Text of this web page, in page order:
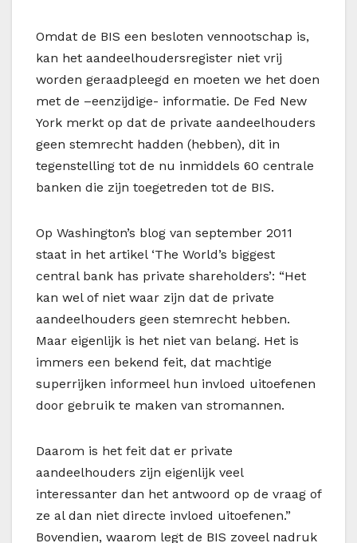
Omdat de BIS een besloten vennootschap is,
kan het aandeelhoudersregister niet vrij
worden geraadpleegd en moeten we het doen
met de –eenzijdige- informatie. De Fed New
York merkt op dat de private aandeelhouders
geen stemrecht hadden (hebben), dit in
tegenstelling tot de nu inmiddels 60 centrale
banken die zijn toegetreden tot de BIS.
Op Washington’s blog van september 2011
staat in het artikel ‘The World’s biggest
central bank has private shareholders’: “Het
kan wel of niet waar zijn dat de private
aandeelhouders geen stemrecht hebben.
Maar eigenlijk is het niet van belang. Het is
immers een bekend feit, dat machtige
superrijken informeel hun invloed uitoefenen
door gebruik te maken van stromannen.
Daarom is het feit dat er private
aandeelhouders zijn eigenlijk veel
interessanter dan het antwoord op de vraag of
ze al dan niet directe invloed uitoefenen.”
Bovendien, waarom legt de BIS zoveel nadruk